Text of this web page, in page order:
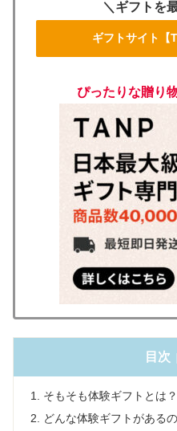
＼ギフトを
ギフトサイト【
ぴったりな贈り
目次
そもそも体験ギフトとは？
どんな体験ギフトがある